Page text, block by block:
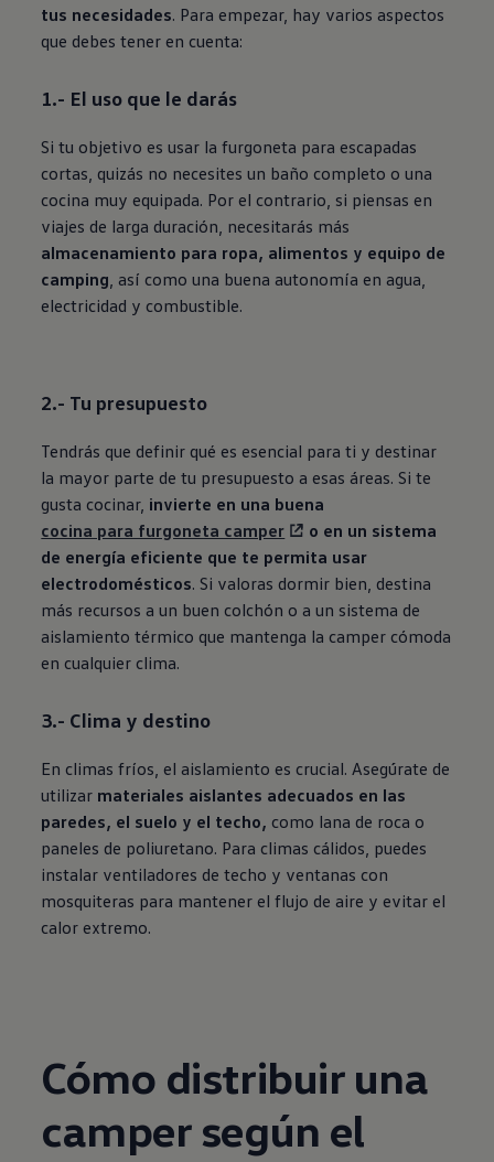
tus necesidades. Para empezar, hay varios aspectos
que debes tener en cuenta:
1.- El uso que le darás
Si tu objetivo es usar la furgoneta para escapadas
cortas, quizás no necesites un baño completo o una
cocina muy equipada. Por el contrario, si piensas en
viajes de larga duración, necesitarás más
almacenamiento para ropa, alimentos y equipo de
camping , así como una buena autonomía en agua,
electricidad y combustible.
2.- Tu presupuesto
Tendrás que definir qué es esencial para ti y destinar
la mayor parte de tu presupuesto a esas áreas. Si te
gusta cocinar, invierte en una buena
cocina para furgoneta camper
o en un sistema
de energía eficiente que te permita usar
electrodomésticos. Si valoras dormir bien, destina
más recursos a un buen colchón o a un sistema de
aislamiento térmico que mantenga la camper cómoda
en cualquier clima.
3.- Clima y destino
En climas fríos, el aislamiento es crucial. Asegúrate de
utilizar materiales aislantes adecuados en las
paredes, el suelo y el techo, como lana de roca o
paneles de poliuretano. Para climas cálidos, puedes
instalar ventiladores de techo y ventanas con
mosquiteras para mantener el flujo de aire y evitar el
calor extremo.
Enable fullscreen mode
Cómo distribuir una
camper según el